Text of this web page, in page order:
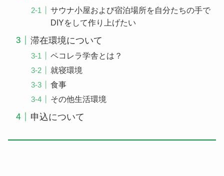
サウナ小屋および宿泊場所を自分たちの手で
DIYをして作り上げたい
滞在環境について
ペコレラ学舎とは？
就寝環境
食事
その他生活環境
申込について